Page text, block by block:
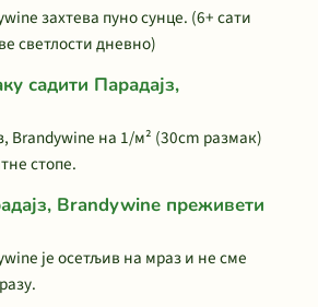
захтева пуно сунце. (6+ сати
светлости дневно)
садити Парадајз,
Brandywine на 1/м² (30cm размак)
стопе.
Brandywine преживети
је осетљив на мраз и не сме